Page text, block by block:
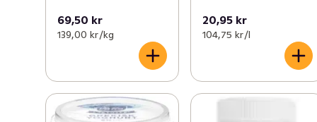
69,50 kr
139,00 kr /kg
20,95 kr
104,75 kr /l